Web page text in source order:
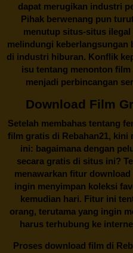
dapat merugikan industri
Pihak berwenang pun
menutup situs-situs ilegal
melindungi keberlangsungan
di industri hiburan. Konflik
isu tentang menonton film
menjadi perbincangan
Download Film
Setelah membahas tentang
film gratis di Rebahan21, kini
ini: bagaimana dengan
secara gratis di situs ini?
menawarkan fitur
ingin menyimpan koleksi
kemudian hari. Fitur ini
orang, terutama yang ingin
harus terhubung ke
Proses download film di